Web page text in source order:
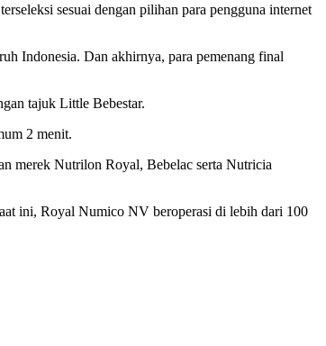
sesuai dengan pilihan para pengguna internet
Indonesia. Dan akhirnya, para pemenang final
tajuk Little Bebestar.
2 menit.
merek Nutrilon Royal, Bebelac serta Nutricia
ini, Royal Numico NV beroperasi di lebih dari 100